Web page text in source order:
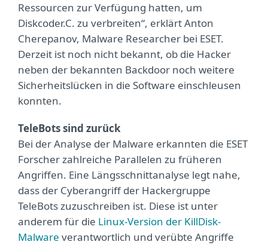
Ressourcen zur Verfügung hatten, um
Diskcoder.C. zu verbreiten“, erklärt Anton
Cherepanov, Malware Researcher bei ESET.
Derzeit ist noch nicht bekannt, ob die Hacker
neben der bekannten Backdoor noch weitere
Sicherheitslücken in die Software einschleusen
konnten.
TeleBots sind zurück
Bei der Analyse der Malware erkannten die ESET
Forscher zahlreiche Parallelen zu früheren
Angriffen. Eine Längsschnittanalyse legt nahe,
dass der Cyberangriff der Hackergruppe
TeleBots zuzuschreiben ist. Diese ist unter
anderem für die Linux-Version der KillDisk-
Malware verantwortlich und verübte Angriffe